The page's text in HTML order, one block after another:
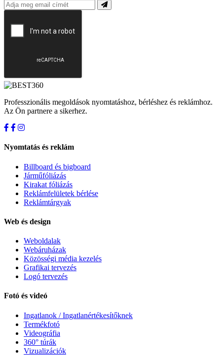
Professzionális megoldások nyomtatáshoz, bérléshez és reklámhoz.
Az Ön partnere a sikerhez.
Nyomtatás és reklám
Billboard és bigboard
Járműfóliázás
Kirakat fóliázás
Reklámfelületek bérlése
Reklámtárgyak
Web és design
Weboldalak
Webáruházak
Közösségi média kezelés
Grafikai tervezés
Logó tervezés
Fotó és videó
Ingatlanok / Ingatlanértékesítőknek
Termékfotó
Videográfia
360° túrák
Vizualizációk